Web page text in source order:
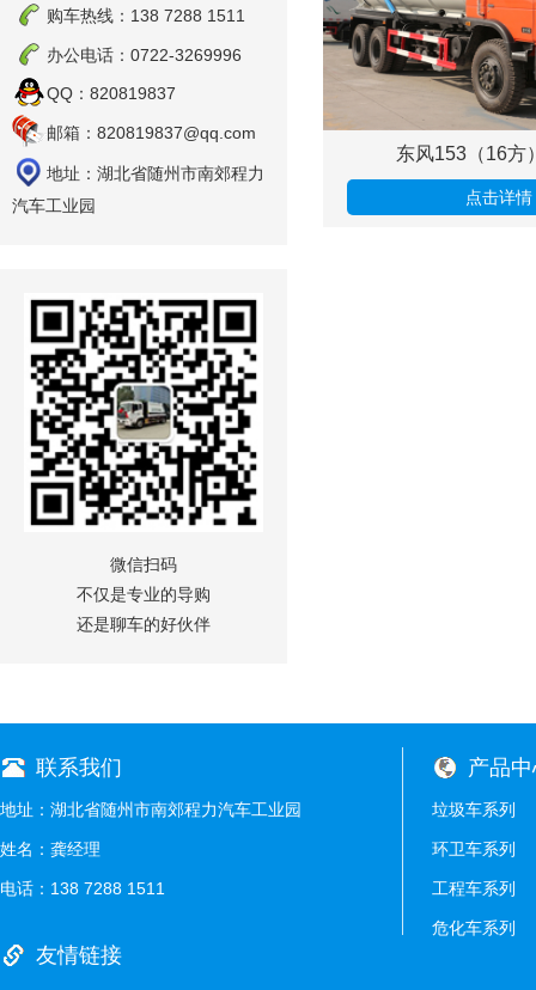
购车热线：138 7288 1511
办公电话：0722-3269996
QQ：820819837
邮箱：820819837@qq.com
地址：湖北省随州市南郊程力
汽车工业园
微信扫码
不仅是专业的导购
还是聊车的好伙伴
东风153（16方
点击详情
联系我们
地址：湖北省随州市南郊程力汽车工业园
姓名：龚经理
电话：138 7288 1511
产品
垃圾车系列
环卫车系列
工程车系列
危化车系列
友情链接